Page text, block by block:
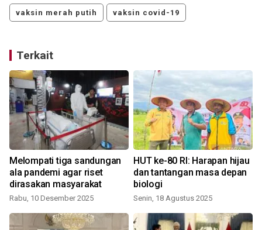
vaksin merah putih vaksin covid-19
Terkait
Melompati tiga sandungan
ala pandemi agar riset
dirasakan masyarakat
Rabu, 10 Desember 2025
HUT ke-80 RI: Harapan hijau
dan tantangan masa depan
biologi
Senin, 18 Agustus 2025